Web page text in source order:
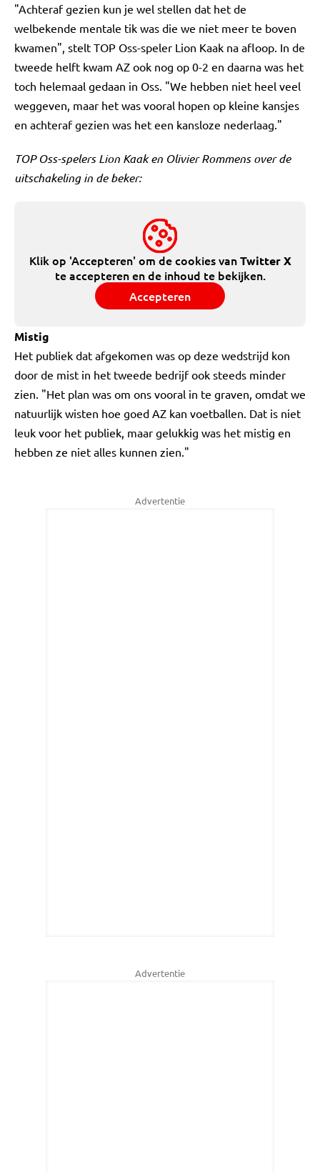
"Achteraf gezien kun je wel stellen dat het de
welbekende mentale tik was die we niet meer te boven
kwamen", stelt TOP Oss-speler Lion Kaak na afloop. In de
tweede helft kwam AZ ook nog op 0-2 en daarna was het
toch helemaal gedaan in Oss. "We hebben niet heel veel
weggeven, maar het was vooral hopen op kleine kansjes
en achteraf gezien was het een kansloze nederlaag."
TOP Oss-spelers Lion Kaak en Olivier Rommens over de
uitschakeling in de beker:
Klik op 'Accepteren' om de cookies vanTwitter X
te accepteren en de inhoud te bekijken.
Accepteren
Mistig
Het publiek dat afgekomen was op deze wedstrijd kon
door de mist in het tweede bedrijf ook steeds minder
zien. "Het plan was om ons vooral in te graven, omdat we
natuurlijk wisten hoe goed AZ kan voetballen. Dat is niet
leuk voor het publiek, maar gelukkig was het mistig en
hebben ze niet alles kunnen zien."
Advertentie
Advertentie